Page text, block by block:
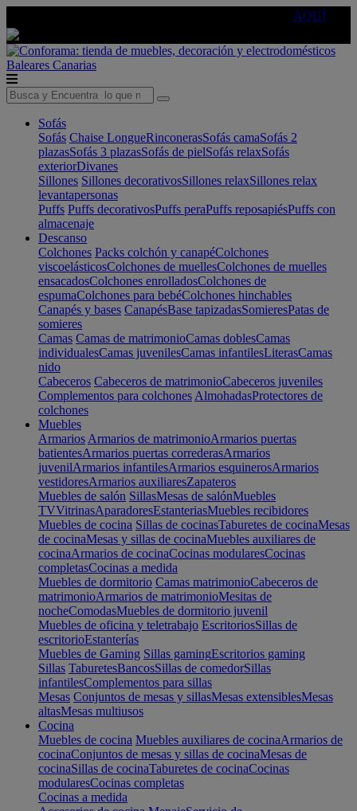
AQUÍ
Baleares Canarias
Sofás
Sofás Chaise LongueRinconerasSofás camaSofás 2
plazasSofás 3 plazasSofás de pielSofás relaxSofás
exteriorDivanes
Sillones Sillones decorativosSillones relaxSillones relax
levantapersonas
Puffs Puffs decorativosPuffs peraPuffs reposapiésPuffs con
almacenaje
Descanso
Colchones Packs colchón y canapéColchones
viscoelásticosColchones de muellesColchones de muelles
ensacadosColchones enrolladosColchones de
espumaColchones para bebéColchones hinchables
Canapés y bases CanapésBase tapizadasSomieresPatas de
somieres
Camas Camas de matrimonioCamas doblesCamas
individualesCamas juvenilesCamas infantilesLiterasCamas
nido
Cabeceros Cabeceros de matrimonioCabeceros juveniles
Complementos para colchones AlmohadasProtectores de
colchones
Muebles
Armarios Armarios de matrimonioArmarios puertas
batientesArmarios puertas correderasArmarios
juvenilArmarios infantilesArmarios esquinerosArmarios
vestidoresArmarios auxiliaresZapateros
Muebles de salón SillasMesas de salónMuebles
TVVitrinasAparadoresEstanteriasMuebles recibidores
Muebles de cocina Sillas de cocinasTaburetes de cocinaMesas
de cocinaMesas y sillas de cocinaMuebles auxiliares de
cocinaArmarios de cocinaCocinas modularesCocinas
completasCocinas a medida
Muebles de dormitorio Camas matrimonioCabeceros de
matrimonioArmarios de matrimonioMesitas de
nocheComodasMuebles de dormitorio juvenil
Muebles de oficina y teletrabajo EscritoriosSillas de
escritorioEstanterías
Muebles de Gaming Sillas gamingEscritorios gaming
Sillas TaburetesBancosSillas de comedorSillas
infantilesComplementos para sillas
Mesas Conjuntos de mesas y sillasMesas extensiblesMesas
altasMesas multiusos
Cocina
Muebles de cocina Muebles auxiliares de cocinaArmarios de
cocinaConjuntos de mesas y sillas de cocinaMesas de
cocinaSillas de cocinaTaburetes de cocinaCocinas
modularesCocinas completas
Cocinas a medida